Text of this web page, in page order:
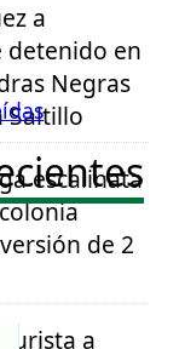
a
detenido en
Negras
Saltillo
escalinata
de 2
turista a